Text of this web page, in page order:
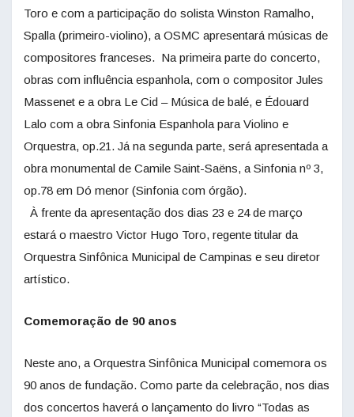
Toro e com a participação do solista Winston Ramalho,
Spalla (primeiro-violino), a OSMC apresentará músicas de
compositores franceses. Na primeira parte do concerto,
obras com influência espanhola, com o compositor Jules
Massenet e a obra Le Cid – Música de balé, e Édouard
Lalo com a obra Sinfonia Espanhola para Violino e
Orquestra, op.21. Já na segunda parte, será apresentada a
obra monumental de Camile Saint-Saëns, a Sinfonia nº 3,
op.78 em Dó menor (Sinfonia com órgão).
À frente da apresentação dos dias 23 e 24 de março
estará o maestro Victor Hugo Toro, regente titular da
Orquestra Sinfônica Municipal de Campinas e seu diretor
artístico.
Comemoração de 90 anos
Neste ano, a Orquestra Sinfônica Municipal comemora os
90 anos de fundação. Como parte da celebração, nos dias
dos concertos haverá o lançamento do livro “Todas as